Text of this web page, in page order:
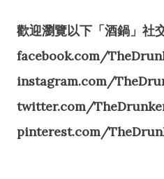
歡迎瀏覽以下「酒鍋」社
facebook.com/
instagram.com/
twitter.com/
pinterest.com/